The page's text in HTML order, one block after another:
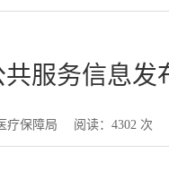
服务信息发
疗保障局 阅读： 4302次